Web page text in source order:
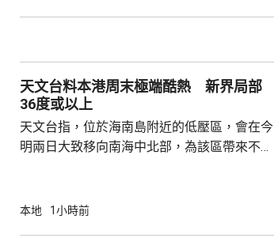
作掩護，以免入息審查作招徠，吸引市民借
貸，集團一年間向約2000人放...
天文台料本港周末極端酷熱 新界局部
36度或以上
天文台指，位於海南島附近的低壓區，會在今
明兩日大致移向南海中北部，為該區帶來不穩
續，而受熱帶氣旋「白海豚」的外圍下沉氣流
本地 1小時前